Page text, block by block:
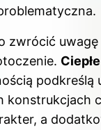
zwrócić
konstrukcjach
a